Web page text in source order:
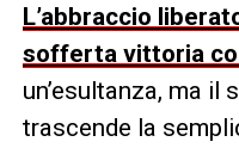
L’abbraccio
sofferta vittoria
un’esultanza, ma il
trascende la